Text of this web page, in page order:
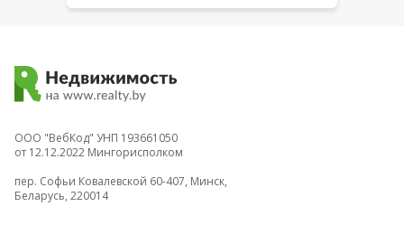
ООО "ВебКод" УНП 193661050
от 12.12.2022 Мингорисполком
пер. Софьи Ковалевской 60-407, Минск,
Беларусь, 220014